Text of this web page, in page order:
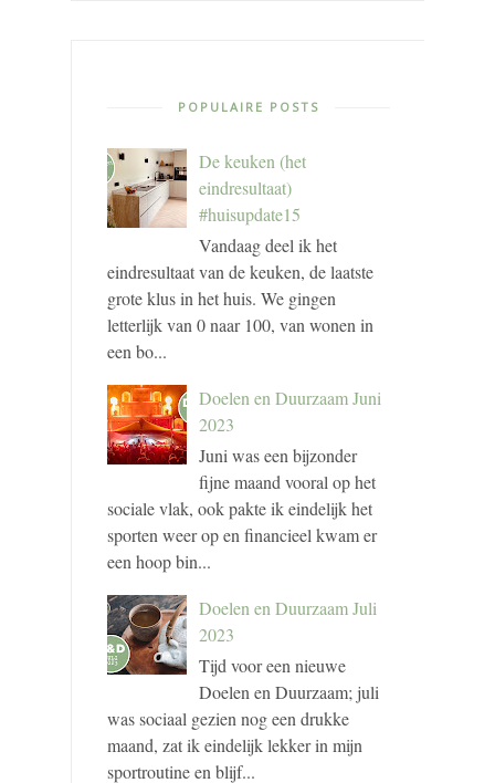
POPULAIRE POSTS
De keuken (het
eindresultaat)
#huisupdate15
Vandaag deel ik het
eindresultaat van de keuken, de laatste
grote klus in het huis. We gingen
letterlijk van 0 naar 100, van wonen in
een bo...
Doelen en Duurzaam Juni
2023
Juni was een bijzonder
fijne maand vooral op het
sociale vlak, ook pakte ik eindelijk het
sporten weer op en financieel kwam er
een hoop bin...
Doelen en Duurzaam Juli
2023
Tijd voor een nieuwe
Doelen en Duurzaam; juli
was sociaal gezien nog een drukke
maand, zat ik eindelijk lekker in mijn
sportroutine en blijf...